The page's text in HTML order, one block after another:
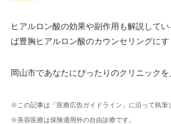
ヒアルロン酸の効果や副作用も解説して
ば豊胸ヒアルロン酸のカウンセリングにす
岡山市であなたにぴったりのクリニックを
※この記事は「医療広告ガイドライン」に沿って執筆
※美容医療は保険適用外の自由診療です。